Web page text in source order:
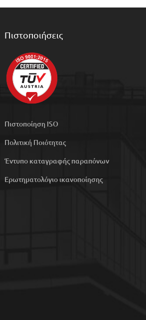
Πιστοποιήσεις
Πιστοποίηση ISO
Πολιτική Ποιότητας
Έντυπο καταγραφής παραπόνων
Ερωτηματολόγιο ικανοποίησης